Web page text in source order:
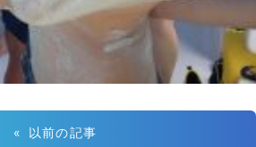
« 以前の記事